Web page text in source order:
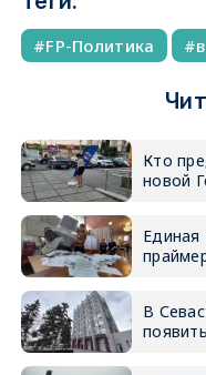
FP-Политика
Кто
новой
Единая
В